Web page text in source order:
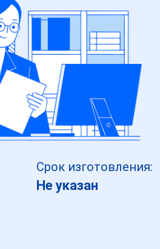
Срок изготовления:
Не указан